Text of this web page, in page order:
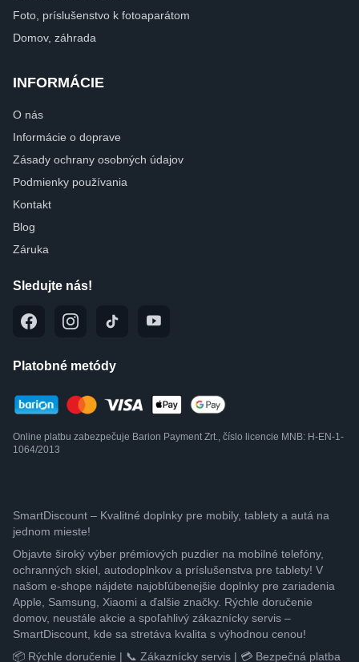
Foto, príslušenstvo k fotoaparátom
Domov, záhrada
INFORMÁCIE
O nás
Informácie o doprave
Zásady ochrany osobných údajov
Podmienky používania
Kontakt
Blog
Záruka
Sledujte nás!
Platobné metódy
Online platbu zabezpečuje Barion Payment Zrt., číslo licencie MNB: H-EN-1-
1064/2013
SmartDiscount – Kvalitné doplnky pre mobily, tablety a autá na
jednom mieste!
Objavte široký výber prémiových puzdier na mobilné telefóny,
ochranných skiel, autodoplnkov a príslušenstva pre tablety! V
našom e-shope nájdete najobľúbenejšie doplnky pre zariadenia
Apple, Samsung, Xiaomi a ďalšie značky. Rýchle doručenie
domov, neustále akcie a spoľahlivý zákaznícky servis –
SmartDiscount, kde sa stretáva kvalita s výhodnou cenou!
📦 Rýchle doručenie | 📞 Zákaznícky servis | 💳 Bezpečná platba